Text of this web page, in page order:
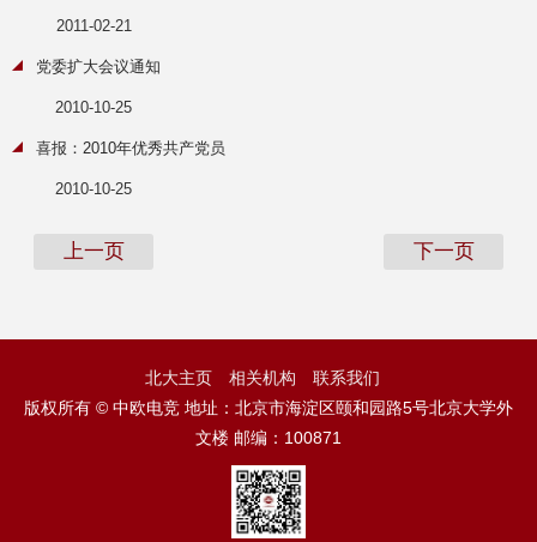
2011-02-21
党委扩大会议通知
2010-10-25
喜报：2010年优秀共产党员
2010-10-25
上一页 下一页
北大主页 相关机构
联系我们
版权所有 © 中欧电竞 地址：北京市海淀区颐和园路5号北京大学外
文楼 邮编：100871